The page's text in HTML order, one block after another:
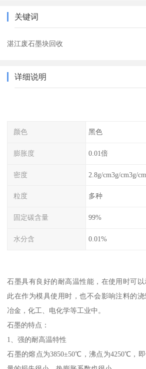
关键词
湛江废石墨块回收
详细说明
颜色 黑色
膨胀度 0.01倍
密度 2.8g/cm3g/cm3g/
粒度 多种
固定碳含量 99%
水分含 0.01%
石墨具有良好的耐高温性能，在使用时可
此在作为模具使用时，也不会影响注料的
冶金，化工、电化学等工业中。
石墨的特点：
1、强的耐高温特性
石墨的熔点为3850±50℃，沸点为4250℃，